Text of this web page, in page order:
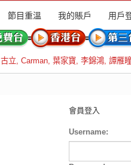
節目重溫 我的賬戶 用戶
古立, Carman, 葉家寶, 李錦鴻, 譚雁
會員登入
Username: